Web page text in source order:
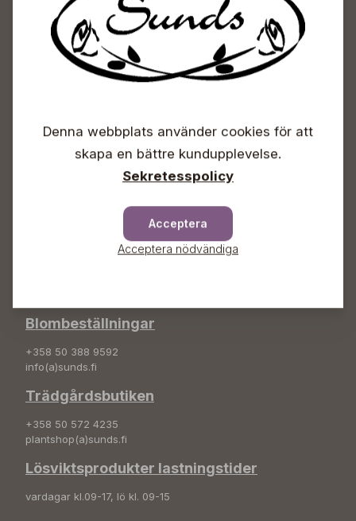
Sunds Trädgårdscenter
Söndagar Självbetjäning
Info & växel
Blombeställningar
+358 50 388 9592
info(a)sunds.fi
Trädgårdsbutiken
+358 50 572 4235
plantshop(a)sunds.fi
Lösviktsprodukter lastningstider
vardagar kl.09-17, lö kl. 09-15
Denna webbplats använder cookies för att
skapa en bättre kundupplevelse.
Sekretesspolicy
Acceptera
Acceptera nödvändiga